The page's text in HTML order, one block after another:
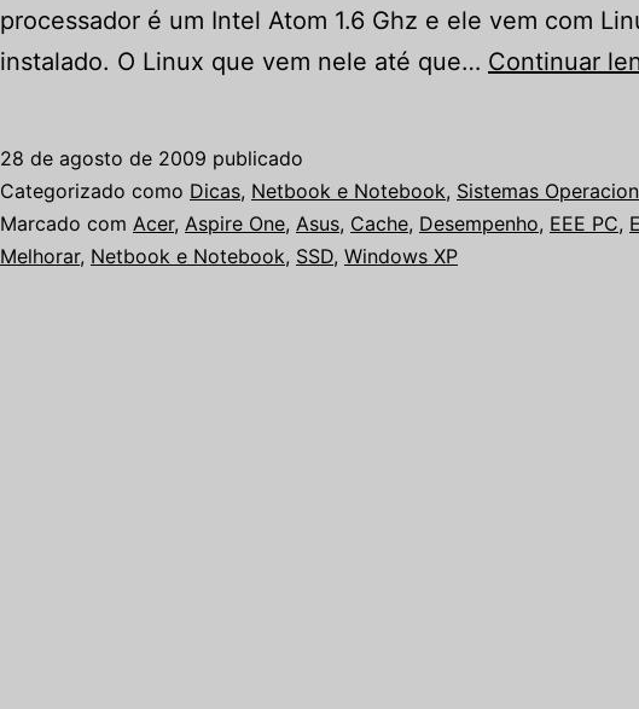
processador é um Intel Atom 1.6 Ghz e ele vem com
instalado. O Linux que vem nele até que… Continuar
28 de agosto de 2009 publicado
Categorizado como Dicas, Netbook e Notebook, Sistemas
Marcado com Acer, Aspire One, Asus, Cache, Desempenho, EEE PC,
Melhorar, Netbook e Notebook, SSD, Windows XP